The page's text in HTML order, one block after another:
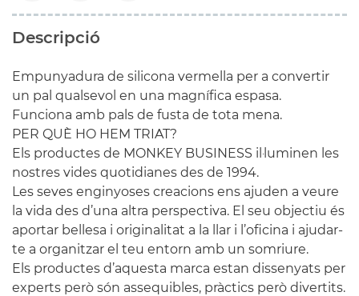
Descripció
Empunyadura de silicona vermella per a convertir
un pal qualsevol en una magnífica espasa.
Funciona amb pals de fusta de tota mena.
PER QUÈ HO HEM TRIAT?
Els productes de MONKEY BUSINESS il·luminen les
nostres vides quotidianes des de 1994.
Les seves enginyoses creacions ens ajuden a veure
la vida des d’una altra perspectiva. El seu objectiu és
aportar bellesa i originalitat a la llar i l’oficina i ajudar-
te a organitzar el teu entorn amb un somriure.
Els productes d’aquesta marca estan dissenyats per
experts però són assequibles, pràctics però divertits.